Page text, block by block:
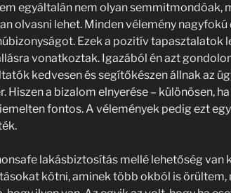
egyáltalán nem olyan semmitmondóak,
olvasni lehet. Minden vélemény
Ezek a pozitív tapasztalatok
vonatkoztak. Igazából én azt
kedvesen és segítőkészen állnak az
Hiszen a bizalom elnyerése – különösen,
fontos. A vélemények pedig ezt
lakásbiztosítás mellé lehetőség van
kötni, aminek több okból is örültem,